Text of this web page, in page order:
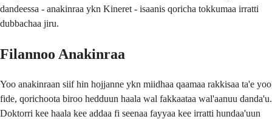
dandeessa - anakinraa ykn Kineret - isaanis qoricha tokkumaa irratti
dubbachaa jiru.
Filannoo Anakinraa
Yoo anakinraan siif hin hojjanne ykn miidhaa qaamaa rakkisaa ta'e yoo
fide, qorichoota biroo hedduun haala wal fakkaataa wal'aanuu danda'u.
Doktorri kee haala kee addaa fi seenaa fayyaa kee irratti hundaa'uun